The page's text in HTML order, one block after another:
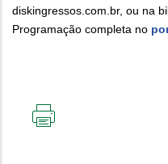
diskingressos.com.br, ou na
Programação completa no